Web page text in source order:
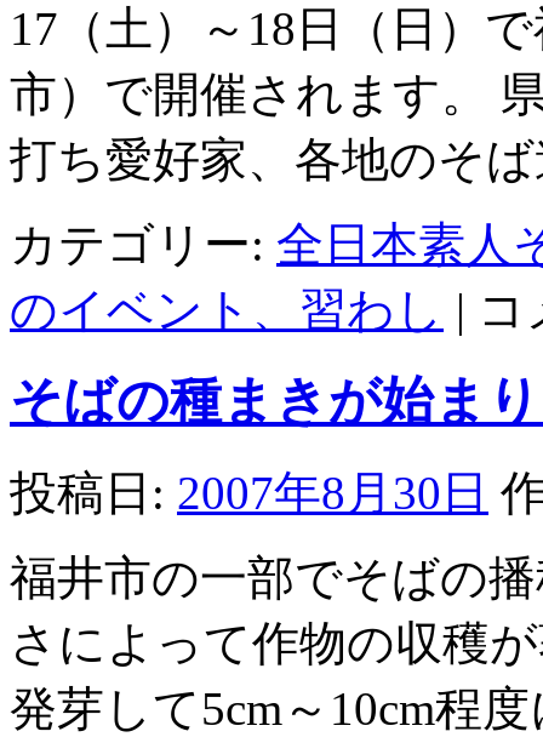
17（土）～18日（日）
市）で開催されます。
打ち愛好家、各地のそ
カテゴリー: 全日本素人
のイベント、習わし |
回
ば
ま
り
～
日
本
素
人
コ
そばの種まきが始ま
投稿日: 2007年8月30日
福井市の一部でそばの
さによって作物の収穫
発芽して5cm～10cm程